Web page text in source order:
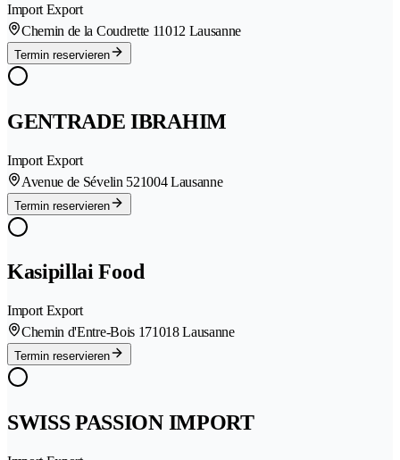
Import Export
Chemin de la Coudrette 11012 Lausanne
Termin reservieren
GENTRADE IBRAHIM
Import Export
Avenue de Sévelin 521004 Lausanne
Termin reservieren
Kasipillai Food
Import Export
Chemin d'Entre-Bois 171018 Lausanne
Termin reservieren
SWISS PASSION IMPORT